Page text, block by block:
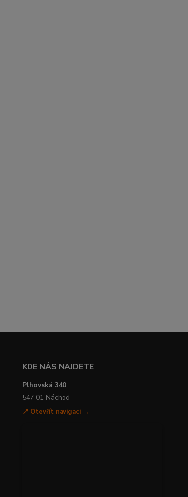
KDE NÁS NAJDETE
Plhovská 340
547 01 Náchod
📍 Otevřít navigaci →